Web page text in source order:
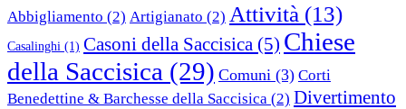
Abbigliamento (2) Artigianato (2) Attività (13)
Casalinghi (1) Casoni della Saccisica (5) Chiese
della Saccisica (29) Comuni (3) Corti
Benedettine & Barchesse della Saccisica (2) Divertimento